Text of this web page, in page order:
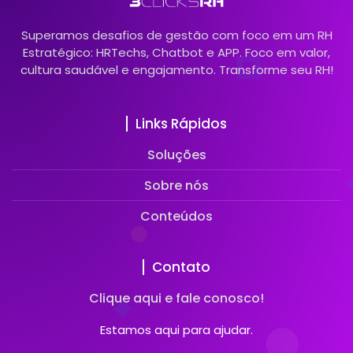
Superamos desafios de gestão com foco em um RH
Estratégico: HRTechs, Chatbot e APP. Foco em valor,
cultura saudável e engajamento. Transforme seu RH!
Links Rápidos
Soluções
Sobre nós
Conteúdos
Contato
Clique aqui e fale conosco!
Estamos aqui para ajudar.